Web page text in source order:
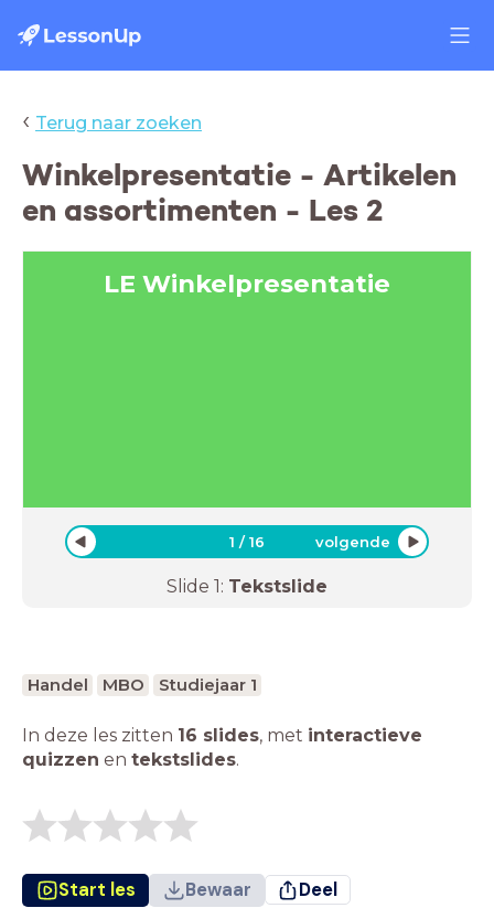
‹ Terug naar zoeken
Winkelpresentatie - Artikelen
en assortimenten - Les 2
LE Winkelpresentatie
1 /16 volgende
Slide 1: Tekstslide
Handel MBO Studiejaar 1
In deze les zitten 16 slides, met interactieve
quizzen en tekstslides.
Start les Bewaar Deel